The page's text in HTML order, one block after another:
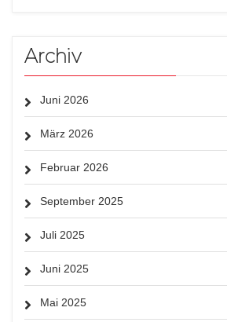
Archiv
Juni 2026
März 2026
Februar 2026
September 2025
Juli 2025
Juni 2025
Mai 2025